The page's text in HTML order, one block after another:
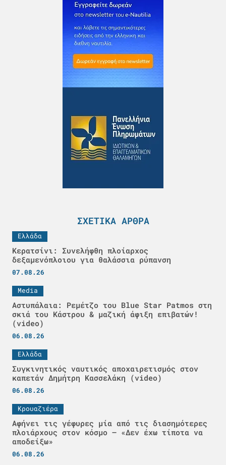
ΣΧΕΤΙΚΆ ΆΡΘΡΑ
Ελλάδα
Κερατσίνι: Συνελήφθη πλοίαρχος
δεξαμενόπλοιου για θαλάσσια ρύπανση
07.08.26
Media
Αστυπάλαια: Ρεμέτζο του Blue Star Patmos στη
σκιά του Κάστρου & μαζική άφιξη επιβατών!
(video)
06.08.26
Ελλάδα
Συγκινητικός ναυτικός αποχαιρετισμός στον
καπετάν Δημήτρη Κασσελάκη (video)
06.08.26
Κρουαζιέρα
Αφήνει τις γέφυρες μία από τις διασημότερες
πλοιάρχους στον κόσμο – «Δεν έχω τίποτα να
αποδείξω»
06.08.26